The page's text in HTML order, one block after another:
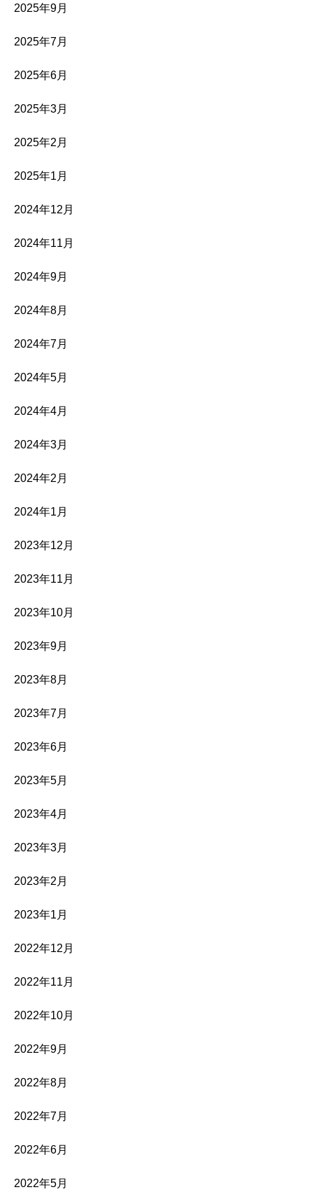
2025年9月
2025年7月
2025年6月
2025年3月
2025年2月
2025年1月
2024年12月
2024年11月
2024年9月
2024年8月
2024年7月
2024年5月
2024年4月
2024年3月
2024年2月
2024年1月
2023年12月
2023年11月
2023年10月
2023年9月
2023年8月
2023年7月
2023年6月
2023年5月
2023年4月
2023年3月
2023年2月
2023年1月
2022年12月
2022年11月
2022年10月
2022年9月
2022年8月
2022年7月
2022年6月
2022年5月